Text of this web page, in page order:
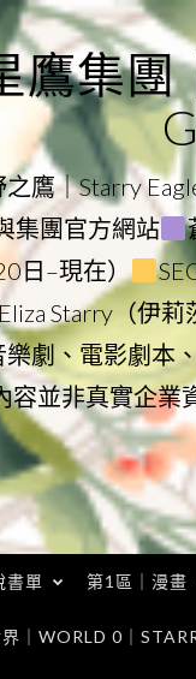
集團
鷹｜Starry
集團官方網站
日–現在）
Starry（伊莉
劇、電影劇本
容並非真實企業
書單 第1區｜漫畫
｜WORLD 0｜